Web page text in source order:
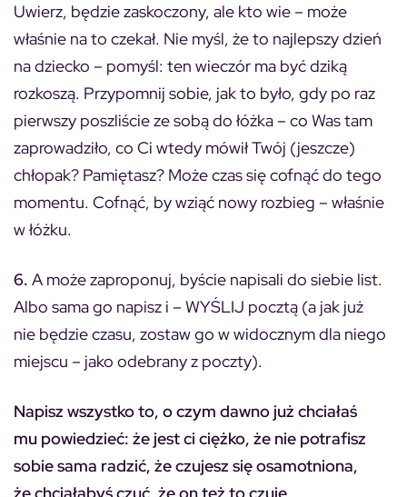
Uwierz, będzie zaskoczony, ale kto wie – może
właśnie na to czekał. Nie myśl, że to najlepszy dzień
na dziecko – pomyśl: ten wieczór ma być dziką
rozkoszą. Przypomnij sobie, jak to było, gdy po raz
pierwszy poszliście ze sobą do łóżka – co Was tam
zaprowadziło, co Ci wtedy mówił Twój (jeszcze)
chłopak? Pamiętasz? Może czas się cofnąć do tego
momentu. Cofnąć, by wziąć nowy rozbieg – właśnie
w łóżku.
6. A może zaproponuj, byście napisali do siebie list.
Albo sama go napisz i – WYŚLIJ pocztą (a jak już
nie będzie czasu, zostaw go w widocznym dla niego
miejscu – jako odebrany z poczty).
Napisz wszystko to, o czym dawno już chciałaś
mu powiedzieć: że jest ci ciężko, że nie potrafisz
sobie sama radzić, że czujesz się osamotniona,